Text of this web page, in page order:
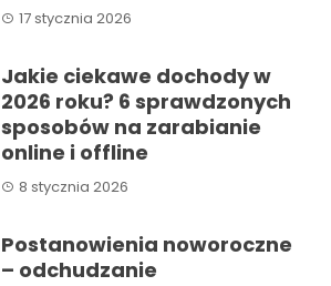
17 stycznia 2026
Jakie ciekawe dochody w
2026 roku? 6 sprawdzonych
sposobów na zarabianie
online i offline
8 stycznia 2026
Postanowienia noworoczne
– odchudzanie